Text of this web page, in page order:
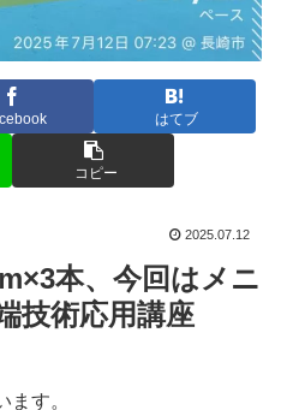
はてブ
コピー
2025.07.12
本、今回はメニ
技術応用講座
す。